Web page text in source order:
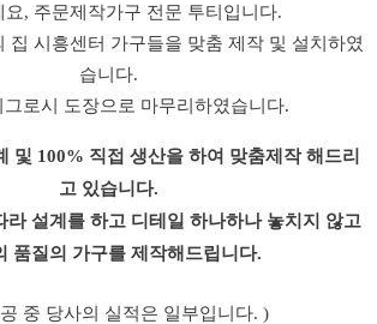
요, 주문제작가구 전문 투티입니다.
집 시흥센터 가구들을 맞춤 제작 및 설치하였
습니다.
그로시 도장으로 마무리하였습니다.
및 100% 직접 생산을 하여 맞춤제작 해드리
고 있습니다.
라 설계를 하고 디테일 하나하나 놓치지 않고
품질의 가구를 제작해드립니다.
중 당사의 실적은 일부입니다. )